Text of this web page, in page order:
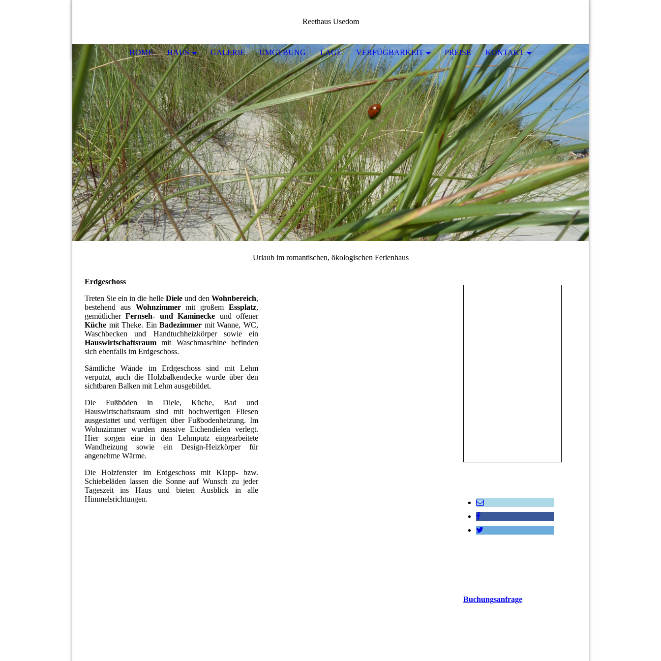
Reethaus Usedom
HOME HAUS GALERIE UMGEBUNG LAGE VERFÜGBARKEIT PREISE KONTAKT
Urlaub im romantischen, ökologischen Ferienhaus
Erdgeschoss
Treten Sie ein in die helle Dieleund denWohnbereich,
bestehend aus Wohnzimmermit großemEssplatz,
gemütlicherFernseh- und Kaminecke und offener
Küche mit Theke. EinBadezimmer mit Wanne, WC,
Waschbecken und Handtuchheizkörper sowie ein
Hauswirtschaftsraum mit Waschmaschine befinden
sich ebenfalls im Erdgeschoss.
Sämtliche Wände im Erdgeschoss sind mit Lehm
verputzt, auch die Holzbalkendecke wurde über den
sichtbaren Balken mit Lehm ausgebildet.
Die Fußböden in Diele, Küche, Bad und
Hauswirtschaftsraum sind mit hochwertigen Fliesen
ausgestattet und verfügen über Fußbodenheizung. Im
Wohnzimmer wurden massive Eichendielen verlegt.
Hier sorgen eine in den Lehmputz eingearbeitete
Wandheizung sowie ein Design-Heizkörper für
angenehme Wärme.
Die Holzfenster im Erdgeschoss mit Klapp- bzw.
Schiebeläden lassen die Sonne auf Wunsch zu jeder
Tageszeit ins Haus und bieten Ausblick in alle
Himmelsrichtungen.
Buchungsanfrage